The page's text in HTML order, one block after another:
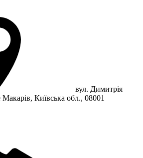
вул. Димитрія
Київська обл., 08001